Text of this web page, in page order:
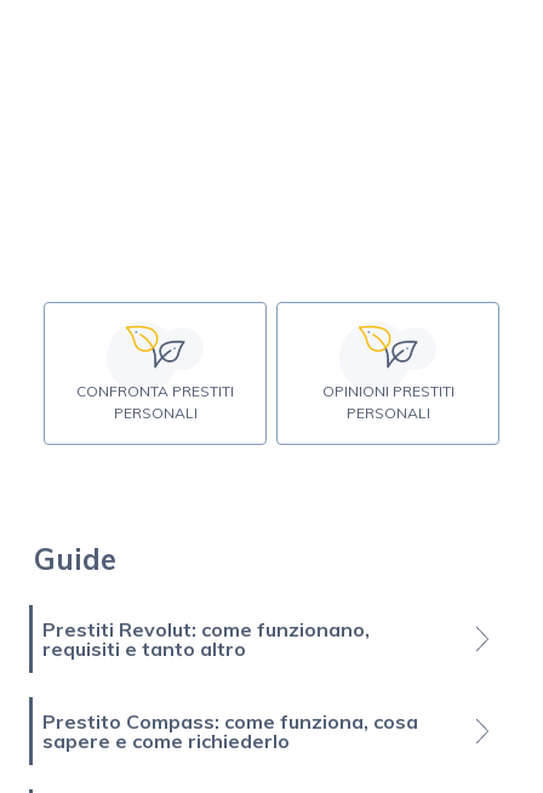
CONFRONTA PRESTITI
PERSONALI
OPINIONI PRESTITI
PERSONALI
Guide
Prestiti Revolut: come funzionano,
requisiti e tanto altro
Prestito Compass: come funziona, cosa
sapere e come richiederlo